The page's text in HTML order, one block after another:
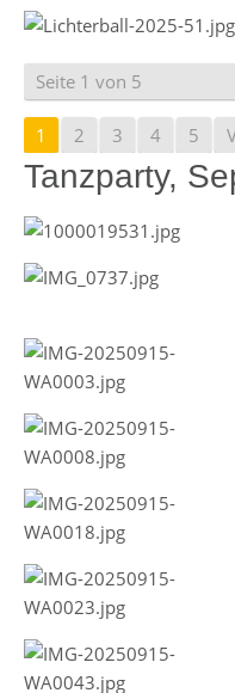
Seite 1 von 5
1 2 3 4 5
Tanzparty,